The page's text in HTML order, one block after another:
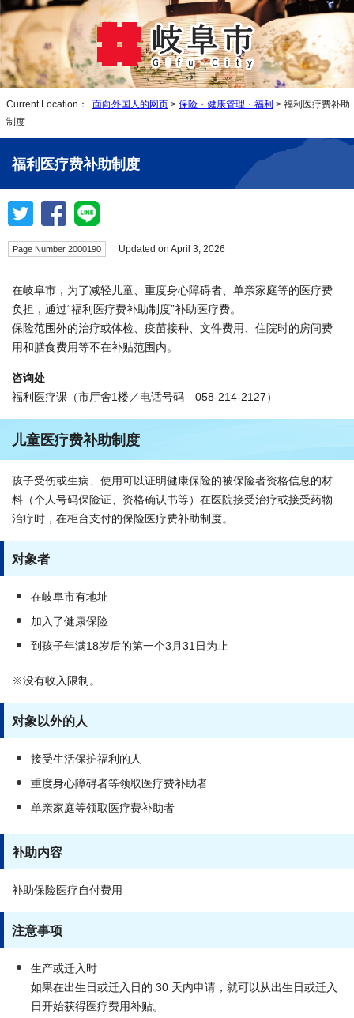
Current Location： 面向外国人的网页 > 保险・健康管理・福利 > 福利医疗费补助
制度
福利医疗费补助制度
Page Number 2000190 Updated on April 3, 2026
在岐阜市，为了减轻儿童、重度身心障碍者、单亲家庭等的医疗费
负担，通过“福利医疗费补助制度”补助医疗费。
保险范围外的治疗或体检、疫苗接种、文件费用、住院时的房间费
用和膳食费用等不在补贴范围内。
咨询处
福利医疗课（市厅舍1楼／电话号码 058-214-2127）
儿童医疗费补助制度
孩子受伤或生病、使用可以证明健康保险的被保险者资格信息的材
料（个人号码保险证、资格确认书等）在医院接受治疗或接受药物
治疗时，在柜台支付的保险医疗费补助制度。
对象者
在岐阜市有地址
加入了健康保险
到孩子年满18岁后的第一个3月31日为止
※没有收入限制。
对象以外的人
接受生活保护福利的人
重度身心障碍者等领取医疗费补助者
单亲家庭等领取医疗费补助者
补助内容
补助保险医疗自付费用
注意事项
生产或迁入时
如果在出生日或迁入日的 30 天内申请，就可以从出生日或迁入
日开始获得医疗费用补贴。